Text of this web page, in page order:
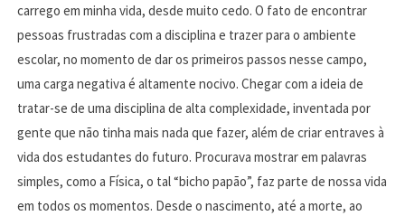
carrego em minha vida, desde muito cedo. O fato de encontrar
pessoas frustradas com a disciplina e trazer para o ambiente
escolar, no momento de dar os primeiros passos nesse campo,
uma carga negativa é altamente nocivo. Chegar com a ideia de
tratar-se de uma disciplina de alta complexidade, inventada por
gente que não tinha mais nada que fazer, além de criar entraves à
vida dos estudantes do futuro. Procurava mostrar em palavras
simples, como a Física, o tal “bicho papão”, faz parte de nossa vida
em todos os momentos. Desde o nascimento, até a morte, ao